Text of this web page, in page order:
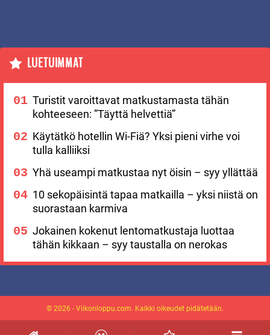
LUETUIMMAT
Turistit varoittavat matkustamasta tähän
kohteeseen: ”Täyttä helvettiä”
Käytätkö hotellin Wi-Fiä? Yksi pieni virhe voi
tulla kalliiksi
Yhä useampi matkustaa nyt öisin – syy yllättää
10 sekopäisintä tapaa matkailla – yksi niistä on
suorastaan karmiva
Jokainen kokenut lentomatkustaja luottaa
tähän kikkaan – syy taustalla on nerokas
© 2026 - Viikonloppu.com. Kaikki oikeudet pidätetään.